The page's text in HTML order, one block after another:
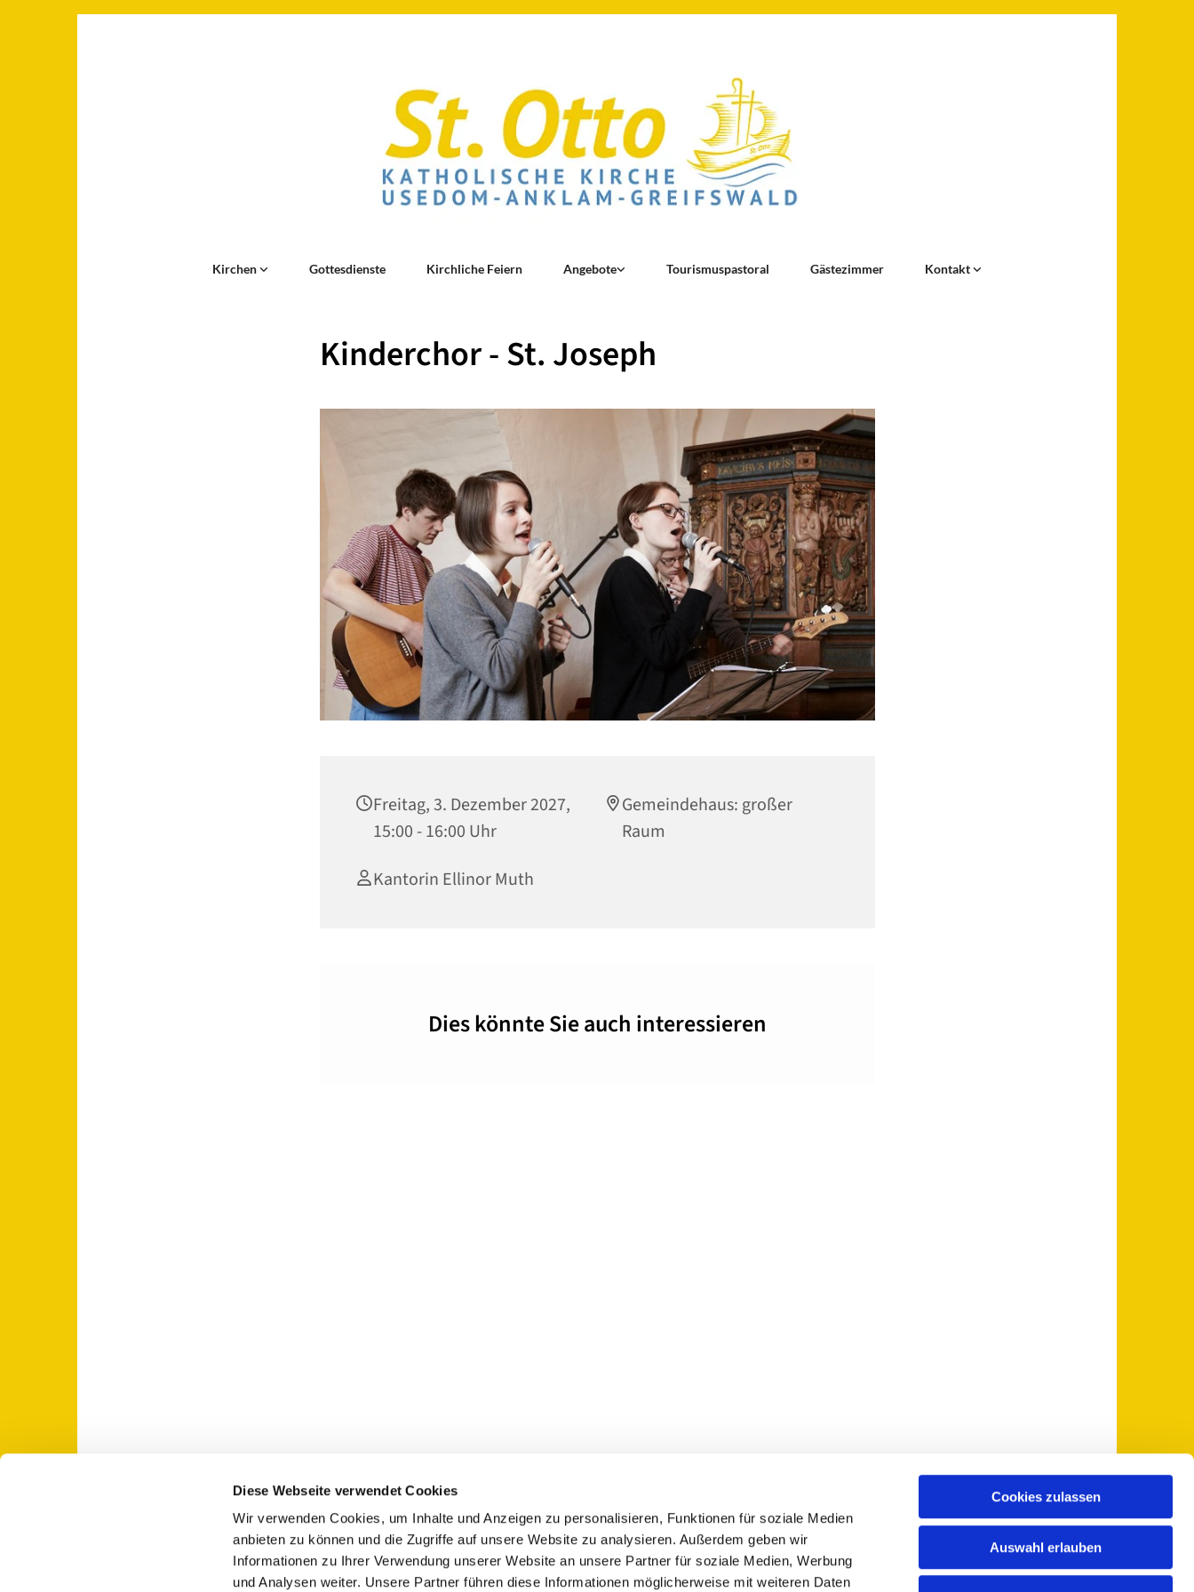
Diese Webseite verwendet Cookies
Wir verwenden Cookies, um Inhalte und Anzeigen zu personalisieren, Funktionen für soziale Medien
anbieten zu können und die Zugriffe auf unsere Website zu analysieren. Außerdem geben wir
Informationen zu Ihrer Verwendung unserer Website an unsere Partner für soziale Medien, Werbung
und Analysen weiter. Unsere Partner führen diese Informationen möglicherweise mit weiteren Daten
Cookies zulassen
Auswahl erlauben
Kirchen Gottesdienste Kirchliche Feiern Angebote Tourismuspastoral Gästezimmer Kontakt
Kinderchor - St. Joseph
Freitag, 3. Dezember 2027,
15:00 - 16:00 Uhr
Gemeindehaus: großer
Raum
Kantorin Ellinor Muth
Dies könnte Sie auch interessieren
St. Otto: Katholische Kirche Usedom-Anklam-Greifswald · Bahnhofstr. 15, 17489 Greifswald+49 3834 5735-0
pfarramt@sankt-otto.de
Kontaktinformationen
Impressum
Hinweisgebersystem